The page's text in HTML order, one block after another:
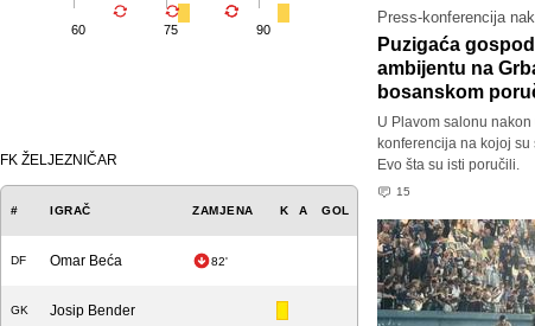
60 75 90
FK ŽELJEZNIČAR
# IGRAČ ZAMJENA K A GOL
DF Omar Beća 82'
GK Josip Bender
Press-konferencija
Puzigaća
ambijentu na
bosanskom
U Plavom salonu
konferencija na kojoj
Evo šta su isti poručili.
15